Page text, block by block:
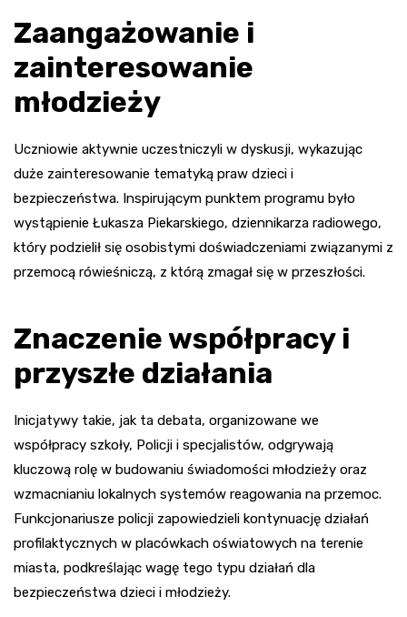
Zaangażowanie i
zainteresowanie
młodzieży
Uczniowie aktywnie uczestniczyli w dyskusji, wykazując
duże zainteresowanie tematyką praw dzieci i
bezpieczeństwa. Inspirującym punktem programu było
wystąpienie Łukasza Piekarskiego, dziennikarza radiowego,
który podzielił się osobistymi doświadczeniami związanymi z
przemocą rówieśniczą, z którą zmagał się w przeszłości.
Znaczenie współpracy i
przyszłe działania
Inicjatywy takie, jak ta debata, organizowane we
współpracy szkoły, Policji i specjalistów, odgrywają
kluczową rolę w budowaniu świadomości młodzieży oraz
wzmacnianiu lokalnych systemów reagowania na przemoc.
Funkcjonariusze policji zapowiedzieli kontynuację działań
profilaktycznych w placówkach oświatowych na terenie
miasta, podkreślając wagę tego typu działań dla
bezpieczeństwa dzieci i młodzieży.